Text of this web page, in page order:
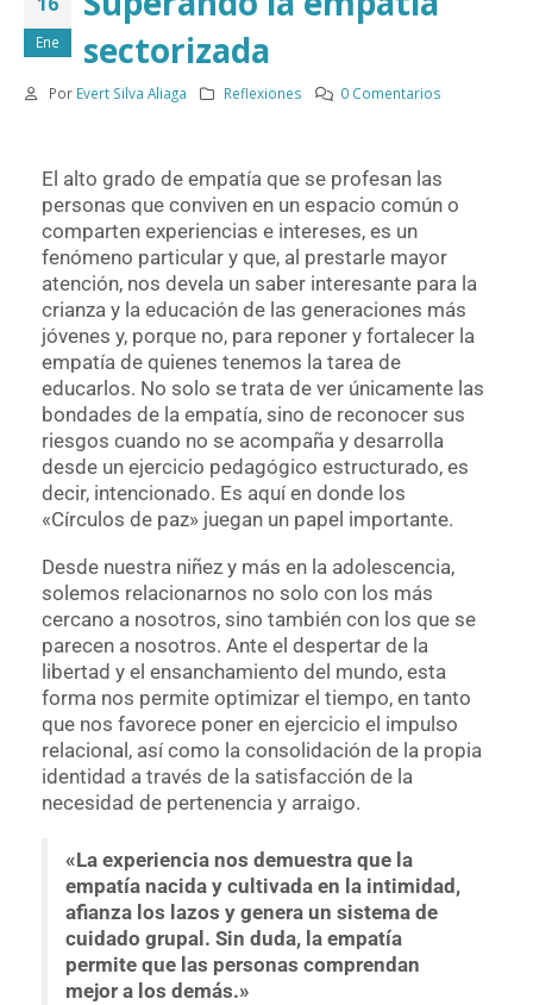
Ene
sectorizada
Por Evert Silva Aliaga Reflexiones 0 Comentarios
El alto grado de empatía que se profesan las
personas que conviven en un espacio común o
comparten experiencias e intereses, es un
fenómeno particular y que, al prestarle mayor
atención, nos devela un saber interesante para la
crianza y la educación de las generaciones más
jóvenes y, porque no, para reponer y fortalecer la
empatía de quienes tenemos la tarea de
educarlos. No solo se trata de ver únicamente las
bondades de la empatía, sino de reconocer sus
riesgos cuando no se acompaña y desarrolla
desde un ejercicio pedagógico estructurado, es
decir, intencionado. Es aquí en donde los
«Círculos de paz» juegan un papel importante.
Desde nuestra niñez y más en la adolescencia,
solemos relacionarnos no solo con los más
cercano a nosotros, sino también con los que se
parecen a nosotros. Ante el despertar de la
libertad y el ensanchamiento del mundo, esta
forma nos permite optimizar el tiempo, en tanto
que nos favorece poner en ejercicio el impulso
relacional, así como la consolidación de la propia
identidad a través de la satisfacción de la
necesidad de pertenencia y arraigo.
«La experiencia nos demuestra que la
empatía nacida y cultivada en la intimidad,
afianza los lazos y genera un sistema de
cuidado grupal. Sin duda, la empatía
permite que las personas comprendan
mejor a los demás.»